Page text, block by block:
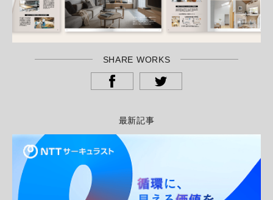
SHARE WORKS
最新記事